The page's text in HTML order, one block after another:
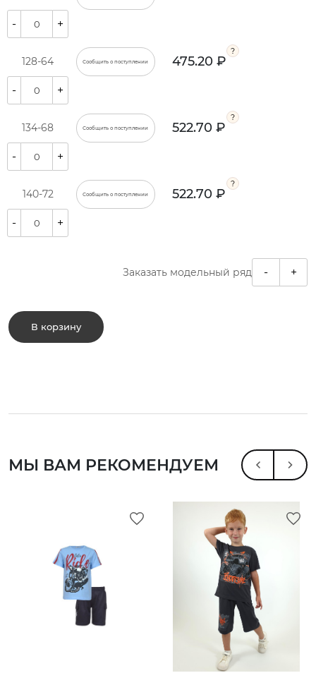
- +
128-64 Сообщить о поступлении 475.20 ₽
- +
134-68 Сообщить о поступлении 522.70 ₽
- +
140-72 Сообщить о поступлении 522.70 ₽
- +
Заказать модельный ряд - +
В корзину
МЫ ВАМ РЕКОМЕНДУЕМ